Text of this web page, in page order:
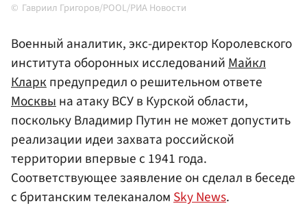
Гавриил Григоров/POOL/РИА Новости
Военный аналитик, экс-директор Королевского
института оборонных исследованийМайкл
Кларкпредупредил о решительном ответе
Москвына атаку ВСУ в Курской области,
поскольку Владимир Путин не может допустить
реализации идеи захвата российской
территории впервые с 1941 года.
Соответствующее заявление он сделал в беседе
с британским телеканаломSky News.